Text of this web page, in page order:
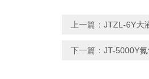
上一篇： JTZL-6Y大
下一篇： JT-5000Y